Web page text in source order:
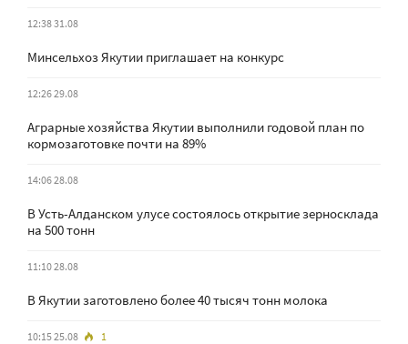
12:38 31.08
Минсельхоз Якутии приглашает на конкурс
12:26 29.08
Аграрные хозяйства Якутии выполнили годовой план по
кормозаготовке почти на 89%
14:06 28.08
В Усть-Алданском улусе состоялось открытие зерносклада
на 500 тонн
11:10 28.08
В Якутии заготовлено более 40 тысяч тонн молока
10:15 25.08 1